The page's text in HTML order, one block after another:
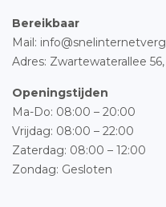
Bereikbaar
Mail:
Adres: Zwartewaterallee 56,
Openingstijden
Ma-Do: 08:00 – 20:00
Vrijdag: 08:00 – 22:00
Zaterdag: 08:00 – 12:00
Zondag: Gesloten